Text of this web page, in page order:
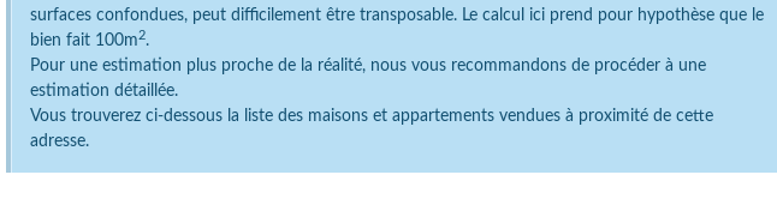
surfaces confondues, peut difficilement être transposable. Le calcul ici prend pour hypothèse que le
bien fait 100m 2.
Pour une estimation plus proche de la réalité, nous vous recommandons de procéder à une
estimation détaillée.
Vous trouverez ci-dessous la liste des maisons et appartements vendues à proximité de cette
adresse.